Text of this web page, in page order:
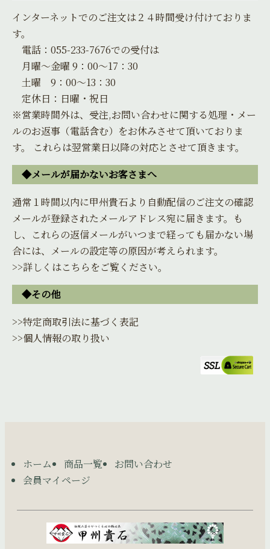
インターネットでのご注文は２４時間受け付けておりま
す。
電話：055-233-7676での受付は
月曜～金曜 9：00～17：30
土曜 9：00～13：30
定休日：日曜・祝日
※営業時間外は、受注,お問い合わせに関する処理・メー
ルのお返事（電話含む）をお休みさせて頂いておりま
す。 これらは翌営業日以降の対応とさせて頂きます。
◆メールが届かないお客さまへ
通常１時間以内に甲州貴石より自動配信のご注文の確認
メールが登録されたメールアドレス宛に届きます。も
し、これらの返信メールがいつまで経っても届かない場
合には、メールの設定等の原因が考えられます。
>>詳しくはこちらをご覧ください。
◆その他
>>特定商取引法に基づく表記
>>個人情報の取り扱い
ホーム 商品一覧
お問い合わせ
会員マイページ